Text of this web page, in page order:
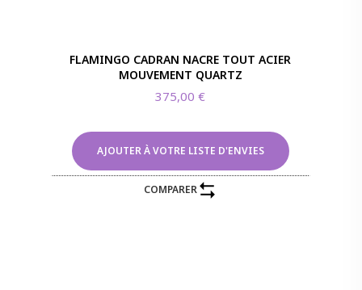
FLAMINGO CADRAN NACRE TOUT ACIER
MOUVEMENT QUARTZ
375,00€
AJOUTER À VOTRE LISTE D'ENVIES
COMPARER